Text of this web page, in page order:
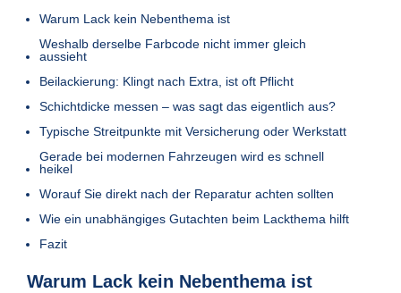
Warum Lack kein Nebenthema ist
Weshalb derselbe Farbcode nicht immer gleich
aussieht
Beilackierung: Klingt nach Extra, ist oft Pflicht
Schichtdicke messen – was sagt das eigentlich aus?
Typische Streitpunkte mit Versicherung oder Werkstatt
Gerade bei modernen Fahrzeugen wird es schnell
heikel
Worauf Sie direkt nach der Reparatur achten sollten
Wie ein unabhängiges Gutachten beim Lackthema hilft
Fazit
Warum Lack kein Nebenthema ist